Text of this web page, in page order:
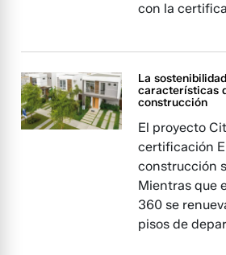
con la
La
características
construcción
El proyecto
certificación
construcción
Mientras que
360 se
pisos de